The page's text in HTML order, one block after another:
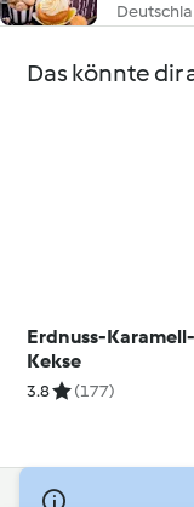
Das könnte dir
Erdnuss-Karamell-
Kekse
3.8 (177)